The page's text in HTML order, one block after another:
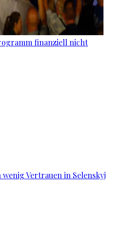
finanziell nicht
Vertrauen in Selenskyj